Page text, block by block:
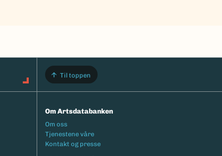
Til toppen
Om Artsdatabanken
Footermeny
Om oss
Tjenestene våre
Kontakt og presse